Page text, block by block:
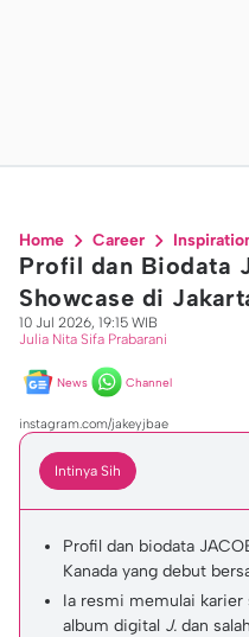
Home Career
Profil dan Biodata
Showcase di
10 Jul 2026, 19:15 WIB
Julia Nita Sifa Prabarani
News Channel
instagram.com/jakeyjbae
Intinya Sih
Profil dan biodata
Kanada yang debut
Ia resmi memulai
album digital J. dan